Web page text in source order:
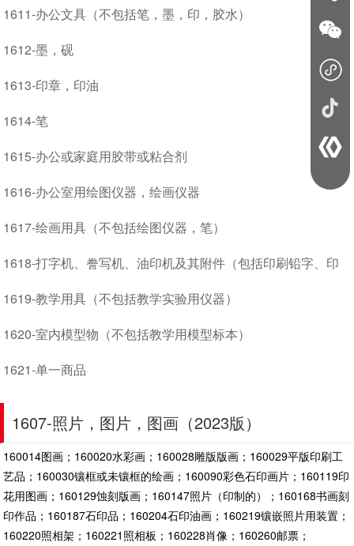
1611-办公文具（不包括笔，墨，印，胶水）
1612-墨，砚
1613-印章，印油
1614-笔
1615-办公或家庭用胶带或粘合剂
1616-办公室用绘图仪器，绘画仪器
1617-绘画用具（不包括绘图仪器，笔）
1618-打字机、誊写机、油印机及其附件（包括印刷铅字、印
版）
1619-教学用具（不包括教学实验用仪器）
1620-室内模型物（不包括教学用模型标本）
1621-单一商品
1607-照片，图片，图画（2023版）
160014图画；160020水彩画；160028雕版版画；160029平版印刷工
艺品；160030镶框或未镶框的绘画；160090彩色石印画片；160119印
花用图画；160129蚀刻版画；160147照片（印制的）；160168书画刻
印作品；160187石印品；160204石印油画；160219镶嵌照片用装置；
160220照相架；160221照相板；160228肖像；160260邮票；